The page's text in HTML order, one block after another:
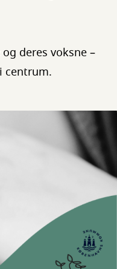
deres voksne –